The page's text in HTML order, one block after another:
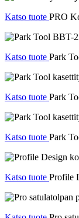
Katso tuote PRO
Katso tuote Park
Katso tuote Park
Katso tuote Park
Katso tuote Profile